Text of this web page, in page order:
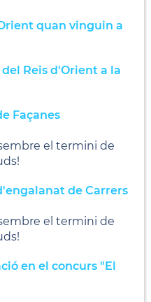
quan vinguin a
Reis d'Orient a la
Façanes
el termini de
de Carrers
el termini de
en el concurs "El